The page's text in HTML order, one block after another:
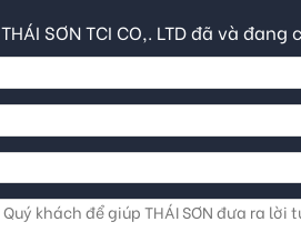
THÁI SƠN TCI CO,. LTD đã và